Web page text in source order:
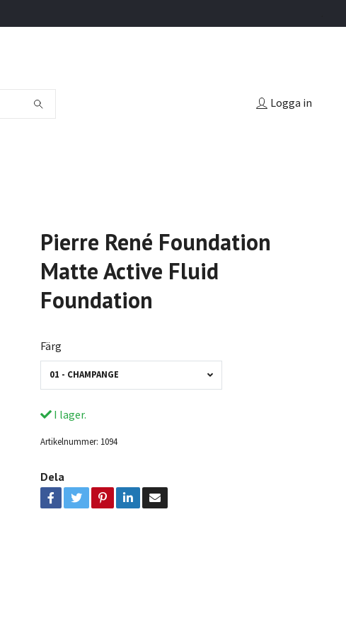
Logga in
Pierre René Foundation
Matte Active Fluid
Foundation
Färg
01 - CHAMPANGE
I lager.
Artikelnummer: 1094
Dela